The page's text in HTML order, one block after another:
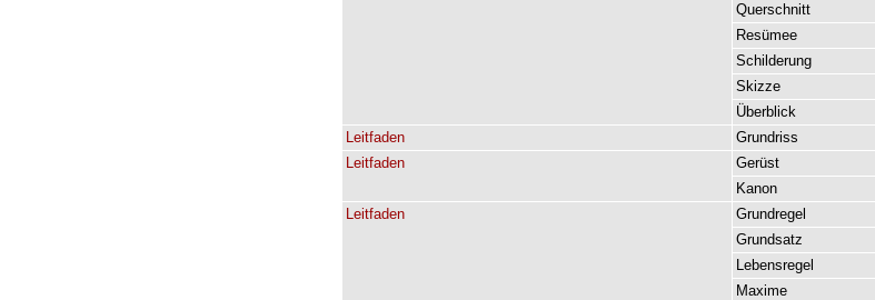
Querschnitt
Resümee
Schilderung
Skizze
Überblick
Leitfaden
Grundriss
Leitfaden
Gerüst
Kanon
Leitfaden
Grundregel
Grundsatz
Lebensregel
Maxime